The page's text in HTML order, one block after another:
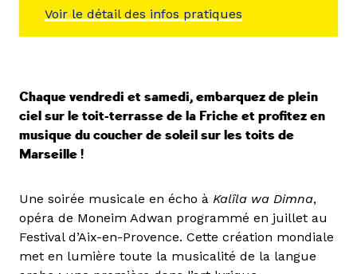
Voir le détail des infos pratiques
Chaque vendredi et samedi, embarquez de plein
ciel sur le toit-terrasse de la Friche et profitez en
musique du coucher de soleil sur les toits de
Marseille !
Une soirée musicale en écho à Kalîla wa Dimna,
opéra de Moneim Adwan programmé en juillet au
Festival d’Aix-en-Provence. Cette création mondiale
met en lumière toute la musicalité de la langue